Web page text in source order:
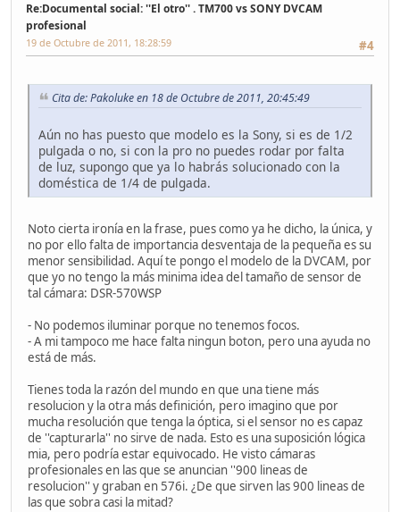
Re:Documental social: ''El otro'' . TM700 vs SONY DVCAM
profesional
#4
19 de Octubre de 2011, 18:28:59
Cita de: Pakoluke en 18 de Octubre de 2011, 20:45:49
Aún no has puesto que modelo es la Sony, si es de 1/2
pulgada o no, si con la pro no puedes rodar por falta
de luz, supongo que ya lo habrás solucionado con la
doméstica de 1/4 de pulgada.
Noto cierta ironía en la frase, pues como ya he dicho, la única, y
no por ello falta de importancia desventaja de la pequeña es su
menor sensibilidad. Aquí te pongo el modelo de la DVCAM, por
que yo no tengo la más minima idea del tamaño de sensor de
tal cámara: DSR-570WSP
- No podemos iluminar porque no tenemos focos.
- A mi tampoco me hace falta ningun boton, pero una ayuda no
está de más.
Tienes toda la razón del mundo en que una tiene más
resolucion y la otra más definición, pero imagino que por
mucha resolución que tenga la óptica, si el sensor no es capaz
de ''capturarla'' no sirve de nada. Esto es una suposición lógica
mia, pero podría estar equivocado. He visto cámaras
profesionales en las que se anuncian ''900 lineas de
resolucion'' y graban en 576i. ¿De que sirven las 900 lineas de
las que sobra casi la mitad?